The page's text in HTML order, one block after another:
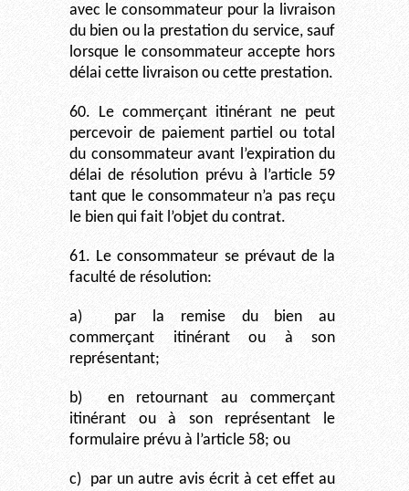
avec le consommateur pour la livraison
du bien ou la prestation du service, sauf
lorsque le consommateur accepte hors
délai cette livraison ou cette prestation.
60. Le commerçant itinérant ne peut
percevoir de paiement partiel ou total
du consommateur avant l’expiration du
délai de résolution prévu à l’article 59
tant que le consommateur n’a pas reçu
le bien qui fait l’objet du contrat.
61. Le consommateur se prévaut de la
faculté de résolution:
a)
par la remise du bien au
commerçant itinérant ou à son
représentant;
b)
en retournant au commerçant
itinérant ou à son représentant le
formulaire prévu à l’article 58; ou
c) par un autre avis écrit à cet effet au